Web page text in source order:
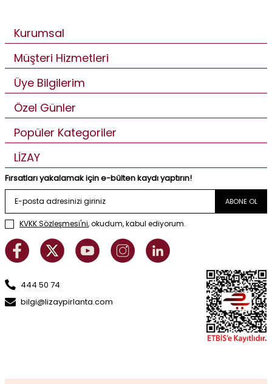
Kurumsal
Müşteri Hizmetleri
Üye Bilgilerim
Özel Günler
Popüler Kategoriler
LİZAY
Fırsatları yakalamak için e-bülten kaydı yaptırın!
ABONE OL
KVKK Sözleşmesi'ni, okudum, kabul ediyorum.
444 50 74
bilgi@lizaypirlanta.com